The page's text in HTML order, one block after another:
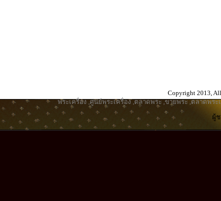
Copyright 2013,
พระเครื่อง ,ศูนย์พระเครื่อง,ตลาดพระ ,ขายพระ ,ตลาดพระ
ผู้